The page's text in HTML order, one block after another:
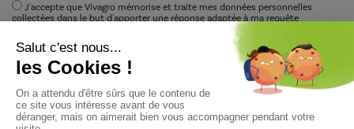
J'accepte que Vivagro mémorise et traite mes données personnelles
collectées dans le but d'apporter une réponse adaptée à ma requête
conformément à la politique de protection de la vie privée de Vivagro.
I agree that Vivagro stores and processes my personal data collected in order
to provide an appropriate response to my request in accordance with
Vivagro's privacy policy.